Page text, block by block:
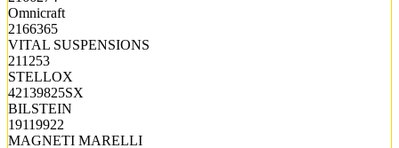
Omnicraft
2166365
VITAL SUSPENSIONS
211253
STELLOX
42139825SX
BILSTEIN
19119922
MAGNETI MARELLI